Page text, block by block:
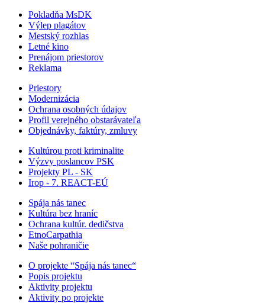
Pokladňa MsDK
Výlep plagátov
Mestský rozhlas
Letné kino
Prenájom priestorov
Reklama
Priestory
Modernizácia
Ochrana osobných údajov
Profil verejného obstarávateľa
Objednávky, faktúry, zmluvy
Kultúrou proti kriminalite
Výzvy poslancov PSK
Projekty PL - SK
Irop - 7. REACT-EÚ
Spája nás tanec
Kultúra bez hraníc
Ochrana kultúr. dedičstva
EtnoCarpathia
Naše pohraničie
O projekte “Spája nás tanec“
Popis projektu
Aktivity projektu
Aktivity po projekte